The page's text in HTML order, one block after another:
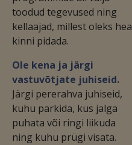
toodud tegevused ning
kellaajad, millest oleks hea
kinni pidada.
Ole kena ja järgi
vastuvõtjate juhiseid.
Järgi pererahva juhiseid,
kuhu parkida, kus jalga
puhata või ringi liikuda
ning kuhu prügi visata.